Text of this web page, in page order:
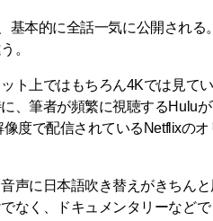
基本的に全話一気に公開され
。
ト上ではもちろん4Kでは見て
、筆者が頻繁に視聴するHulu
度で配信されているNetflixの
声に日本語吹き替えがきちん
なく、ドキュメンタリーなど